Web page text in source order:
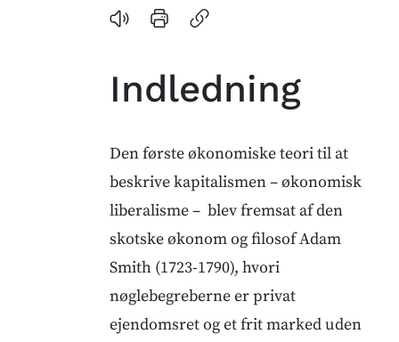
Indledning
Den første økonomiske teori til at
beskrive kapitalismen – økonomisk
liberalisme – blev fremsat af den
skotske økonom og filosof Adam
Smith (1723-1790), hvori
nøglebegreberne er privat
ejendomsret og et frit marked uden